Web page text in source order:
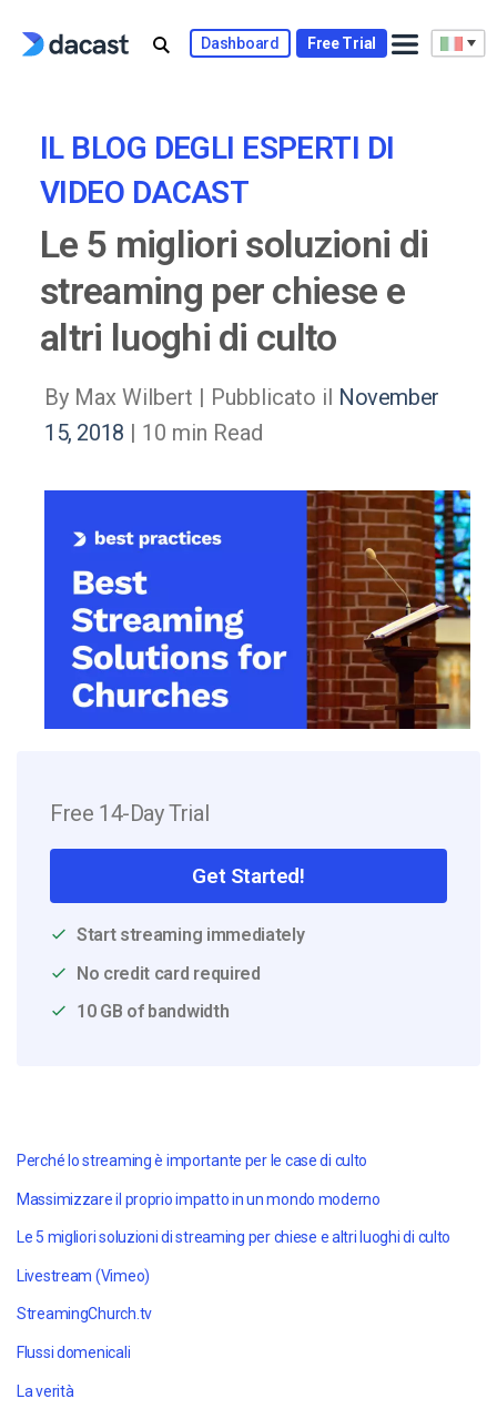
Dashboard Free Trial
IL BLOG DEGLI ESPERTI DI
VIDEO DACAST
Le 5 migliori soluzioni di
streaming per chiese e
altri luoghi di culto
By Max Wilbert | Pubblicato il November
15, 2018 | 10 min Read
Free 14-Day Trial
Get Started!
Start streaming immediately
No credit card required
10 GB of bandwidth
Perché lo streaming è importante per le case di culto
Massimizzare il proprio impatto in un mondo moderno
Le 5 migliori soluzioni di streaming per chiese e altri luoghi di culto
Livestream (Vimeo)
StreamingChurch.tv
Flussi domenicali
La verità